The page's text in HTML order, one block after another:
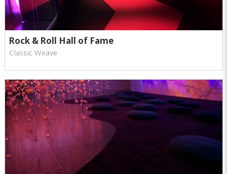
Rock & Roll Hall of Fame
Classic Weave